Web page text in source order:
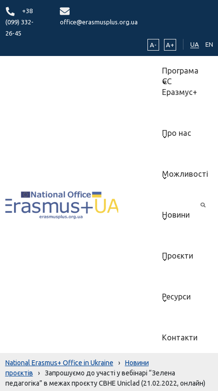
+38
(099) 332-
26-45
office@erasmusplus.org.ua
A- A+ UA EN
Програма
ЄС
Еразмус+
Про нас
Можливості
Новини
Проєкти
Ресурси
Контакти
National Erasmus+ Office in Ukraine ›
Новини
проєктів
›
Запрошуємо до участі у вебінарі “Зелена
педагогіка” в межах проєкту CBHE Uniclad (21.02.2022, онлайн)